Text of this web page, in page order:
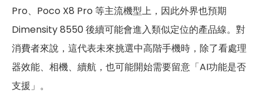
Pro、Poco X8 Pro 等主流機型上，因此外界也預期
Dimensity 8550 後續可能會進入類似定位的產品線。對
消費者來說，這代表未來挑選中高階手機時，除了看處理
器效能、相機、續航，也可能開始需要留意「AI功能是否
支援」。